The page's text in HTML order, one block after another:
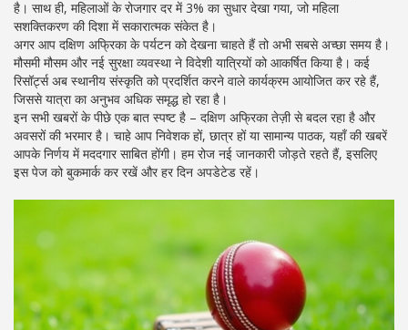
है। साथ ही, महिलाओं के रोजगार दर में 3% का सुधार देखा गया, जो महिला
सशक्तिकरण की दिशा में सकारात्मक संकेत है।
अगर आप दक्षिण अफ्रिका के पर्यटन को देखना चाहते हैं तो अभी सबसे अच्छा समय है।
मौसमी मौसम और नई सुरक्षा व्यवस्था ने विदेशी यात्रियों को आकर्षित किया है। कई
रिसॉर्ट्स अब स्थानीय संस्कृति को प्रदर्शित करने वाले कार्यक्रम आयोजित कर रहे हैं,
जिससे यात्रा का अनुभव अधिक समृद्ध हो रहा है।
इन सभी खबरों के पीछे एक बात स्पष्ट है – दक्षिण अफ्रिका तेज़ी से बदल रहा है और
अवसरों की भरमार है। चाहे आप निवेशक हों, छात्र हों या सामान्य पाठक, यहाँ की खबरें
आपके निर्णय में मददगार साबित होंगी। हम रोज नई जानकारी जोड़ते रहते हैं, इसलिए
इस पेज को बुकमार्क कर रखें और हर दिन अपडेटेड रहें।